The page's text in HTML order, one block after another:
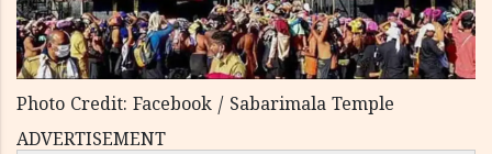
Photo Credit: Facebook / Sabarimala Temple
ADVERTISEMENT